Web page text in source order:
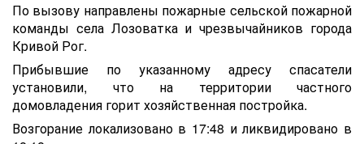
По вызову направлены пожарные сельской пожарной
команды села Лозоватка и чрезвычайников города
Кривой Рог.
Прибывшие по указанному адресу спасатели
установили, что на территории частного
домовладения горит хозяйственная постройка.
Возгорание локализовано в 17:48 и ликвидировано в